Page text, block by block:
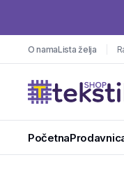
O namaLista želja
Početna